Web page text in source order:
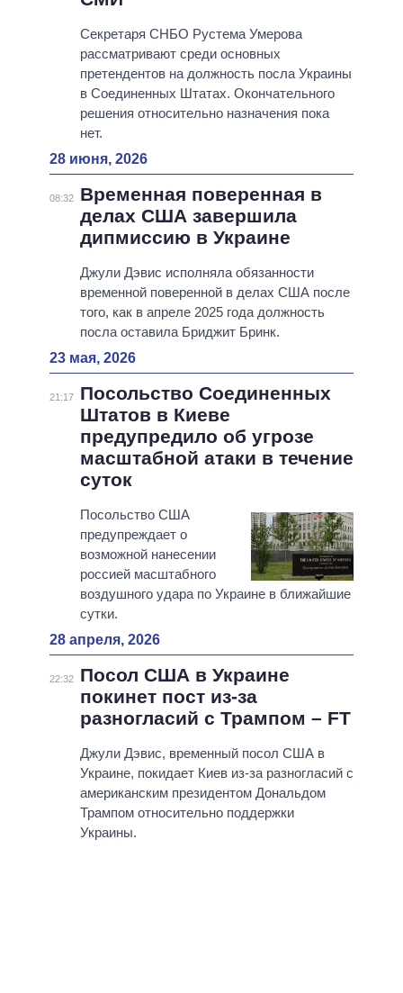
Секретаря СНБО Рустема Умерова
рассматривают среди основных
претендентов на должность посла Украины
в Соединенных Штатах. Окончательного
решения относительно назначения пока
нет.
28 июня, 2026
08:32
Временная поверенная в
делах США завершила
дипмиссию в Украине
Джули Дэвис исполняла обязанности
временной поверенной в делах США после
того, как в апреле 2025 года должность
посла оставила Бриджит Бринк.
23 мая, 2026
21:17
Посольство Соединенных
Штатов в Киеве
предупредило об угрозе
масштабной атаки в течение
суток
Посольство США
предупреждает о
возможной нанесении
россией масштабного
воздушного удара по Украине в ближайшие
сутки.
28 апреля, 2026
22:32
Посол США в Украине
покинет пост из-за
разногласий с Трампом – FT
Джули Дэвис, временный посол США в
Украине, покидает Киев из-за разногласий с
американским президентом Дональдом
Трампом относительно поддержки
Украины.